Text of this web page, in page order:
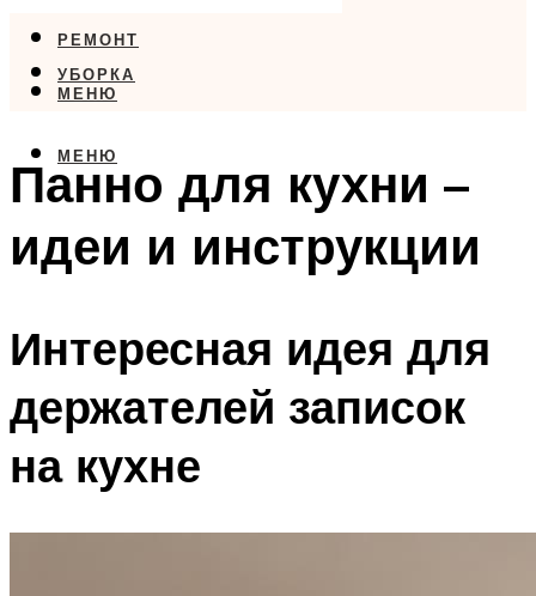
РЕМОНТ
УБОРКА
МЕНЮ
МЕНЮ
Панно для кухни –
идеи и инструкции
Интересная идея для
держателей записок
на кухне